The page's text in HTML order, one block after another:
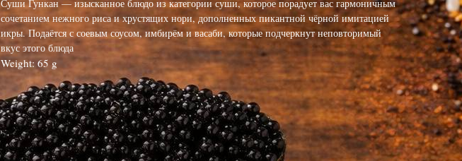
Суши Гункан — изысканное блюдо из категории суши, которое порадует вас гармоничным
сочетанием нежного риса и хрустящих нори, дополненных пикантной чёрной имитацией
икры. Подаётся с соевым соусом, имбирём и васаби, которые подчеркнут неповторимый
вкус этого блюда
Weight: 65 g